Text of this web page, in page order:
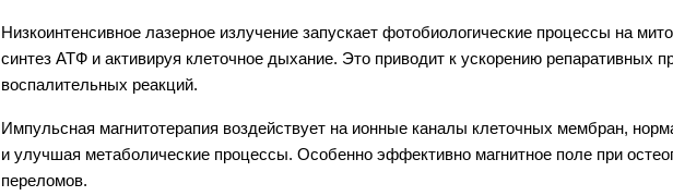
Низкоинтенсивное лазерное излучение запускает фотобиологические процессы на
синтез АТФ и активируя клеточное дыхание. Это приводит к ускорению репаративных
воспалительных реакций.
Импульсная магнитотерапия воздействует на ионные каналы клеточных мембран,
и улучшая метаболические процессы. Особенно эффективно магнитное поле при
переломов.